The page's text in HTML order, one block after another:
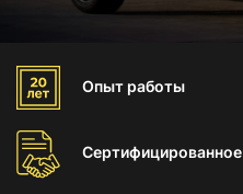
Опыт работы
Сертифицированное